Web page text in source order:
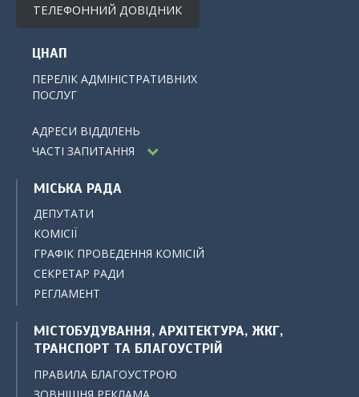
ТЕЛЕФОННИЙ ДОВІДНИК
ЦНАП
ПЕРЕЛІК АДМІНІСТРАТИВНИХ
ПОСЛУГ
АДРЕСИ ВІДДІЛЕНЬ
ЧАСТІ ЗАПИТАННЯ
МІСЬКА РАДА
ДЕПУТАТИ
КОМІСІЇ
ГРАФІК ПРОВЕДЕННЯ КОМІСІЙ
СЕКРЕТАР РАДИ
РЕГЛАМЕНТ
МІСТОБУДУВАННЯ, АРХІТЕКТУРА, ЖКГ,
ТРАНСПОРТ ТА БЛАГОУСТРІЙ
ПРАВИЛА БЛАГОУСТРОЮ
ЗОВНІШНЯ РЕКЛАМА